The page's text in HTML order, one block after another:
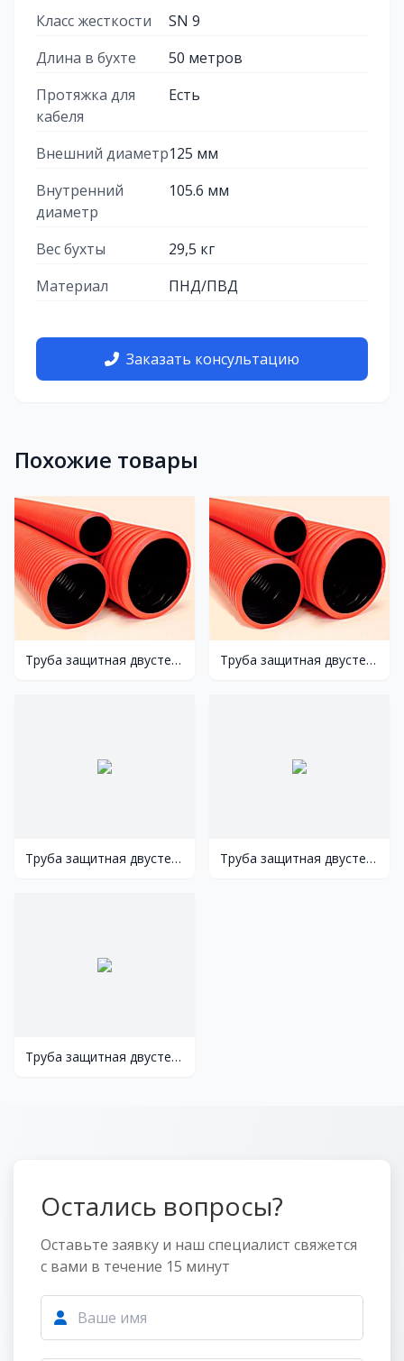
Класс жесткости
SN 9
Длина в бухте
50 метров
Протяжка для
кабеля
Есть
Внешний диаметр125 мм
Внутренний
диаметр
105.6 мм
Вес бухты
29,5 кг
Материал
ПНД/ПВД
Заказать консультацию
Похожие товары
Труба защитная двустенная ø 200 Труба защитная двустенная ø 160
Труба защитная двустенная ø 110 Труба защитная двустенная ø 90
Труба защитная двустенная ø 75
Остались вопросы?
Оставьте заявку и наш специалист свяжется
с вами в течение 15 минут